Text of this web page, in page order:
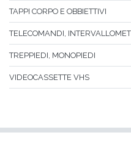
TAPPI CORPO E OBBIETTIVI
TELECOMANDI,
TREPPIEDI, MONOPIEDI
VIDEOCASSETTE VHS